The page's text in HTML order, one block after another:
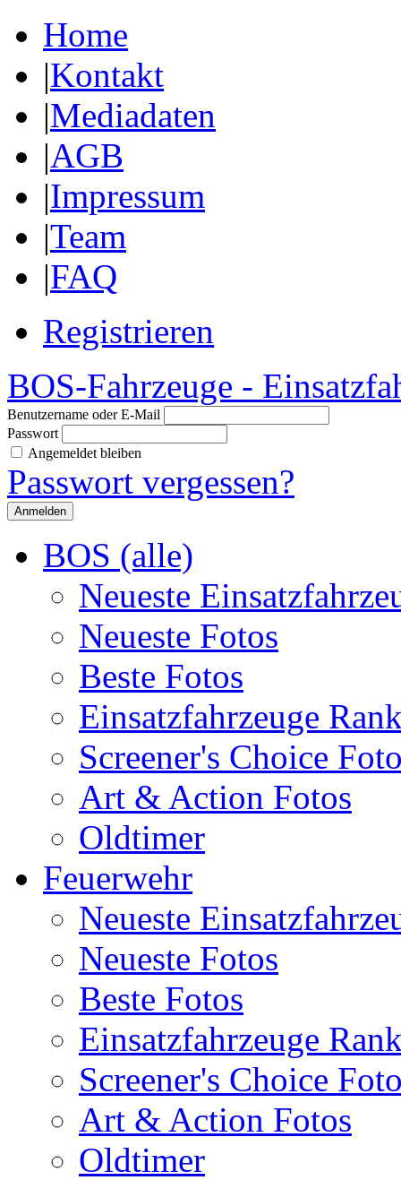
Home
|Kontakt
|Mediadaten
|AGB
|Impressum
|Team
|FAQ
Registrieren
BOS-Fahrzeuge -
Benutzername oder E-Mail
Passwort
Angemeldet bleiben
Passwort vergessen?
BOS (alle)
Neueste
Neueste Fotos
Beste Fotos
Einsatzfahrzeuge
Screener's Choice
Art & Action Fotos
Oldtimer
Feuerwehr
Neueste
Neueste Fotos
Beste Fotos
Einsatzfahrzeuge
Screener's Choice
Art & Action Fotos
Oldtimer